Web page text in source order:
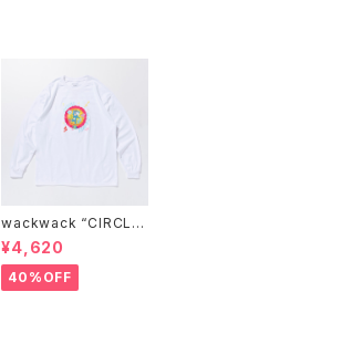
wackwack “CIRCLE
OF FRIENDS” L/S TE
E
¥4,620
40%OFF